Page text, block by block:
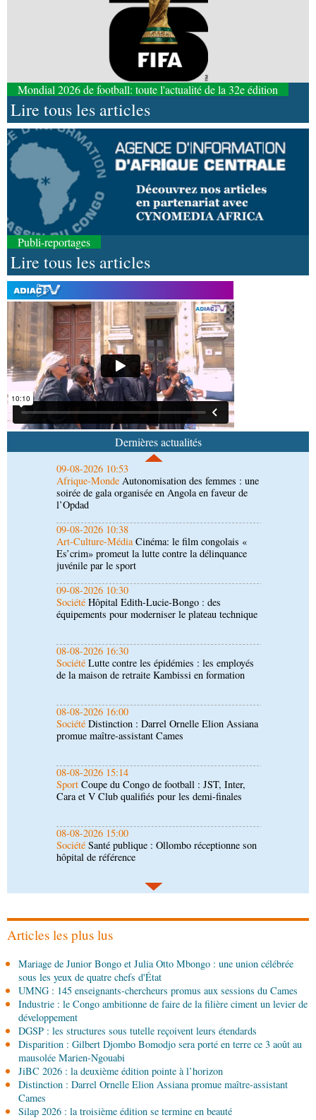
Mondial 2026 de football: toute l'actualité de la 32e édition
Lire tous les articles
Publi-reportages
Lire tous les articles
Dernières actualités
09-08-2026 17:26
Afrique-MondeÉducation catholique : le Scéam
veut bâtir une stratégie africaine à l’horizon 2031
09-08-2026 15:28
Afrique-MondeCrise migratoire : l’UE salue
l’action conjointe du Maroc et de l’Espagne
09-08-2026 10:53
Autonomisation des femmes : une
soirée de gala organisée en Angola en faveur de
09-08-2026 10:38
Art-Culture-MédiaCinéma: le film congolais «
Es’crim» promeut la lutte contre la délinquance
juvénile par le sport
09-08-2026 10:30
SociétéHôpital Edith-Lucie-Bongo : des
équipements pour moderniser le plateau technique
08-08-2026 16:30
Société Lutte contre les épidémies : les employés
de la maison de retraite Kambissi en formation
08-08-2026 16:00
Société Distinction : Darrel Ornelle Elion Assiana
promue maître-assistant Cames
08-08-2026 15:14
SportCoupe du Congo de football : JST, Inter,
Cara et V Club qualifiés pour les demi-finales
08-08-2026 15:00
SociétéSanté publique : Ollombo réceptionne son
hôpital de référence
08-08-2026 15:00
Société Lutte contre la corruption : les
parlementaires sensibilisés
08-08-2026 14:30
+" : la liste des participants publiée
EnvironnementForêts : des techniciens formés à
l'utilisation d'un logiciel d'évaluation des
émissions
08-08-2026 01:15
Afrique-MondeCongo-Mali : les deux pays
envisagent le renforcement de leur coopération
agricole
08-08-2026 01:13
Économie Marché boursier : la Banque postale du
Articles les plus lus
Mariage de Junior Bongo et Julia Otto Mbongo : une union célébrée
sous les yeux de quatre chefs d'État
UMNG : 145 enseignants-chercheurs promus aux sessions du Cames
Industrie : le Congo ambitionne de faire de la filière ciment un levier de
développement
DGSP : les structures sous tutelle reçoivent leurs étendards
Disparition : Gilbert Djombo Bomodjo sera porté en terre ce 3 août au
mausolée Marien-Ngouabi
JiBC 2026 : la deuxième édition pointe à l’horizon
Distinction : Darrel Ornelle Elion Assiana promue maître-assistant
Cames
Silap 2026 : la troisième édition se termine en beauté